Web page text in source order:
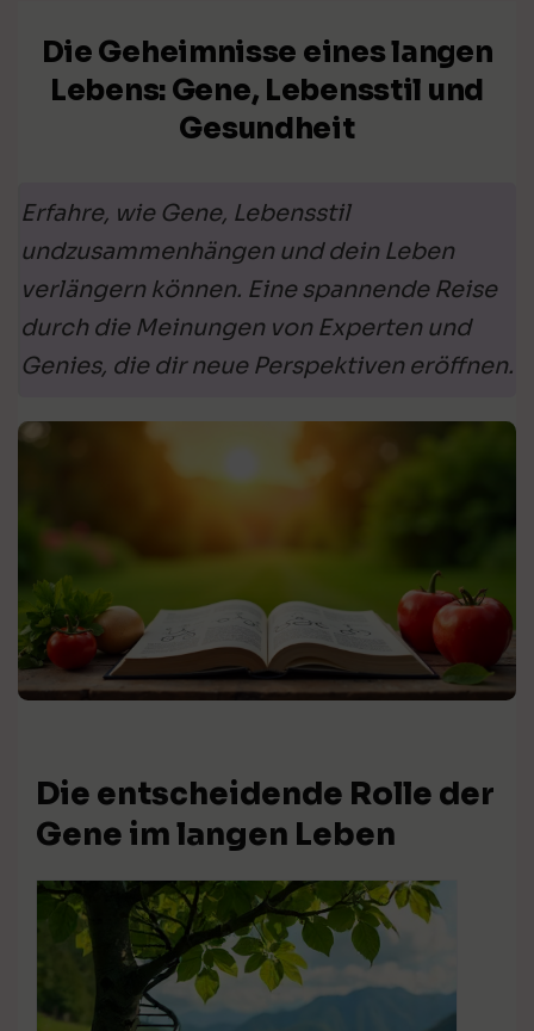
Die Geheimnisse eines langen
Lebens: Gene, Lebensstil und
Gesundheit
Erfahre, wie Gene, Lebensstil
undzusammenhängen und dein Leben
verlängern können. Eine spannende Reise
durch die Meinungen von Experten und
Genies, die dir neue Perspektiven eröffnen.
Die entscheidende Rolle der
Gene im langen Leben